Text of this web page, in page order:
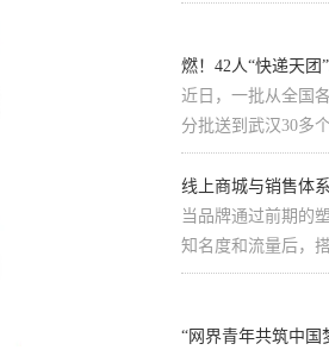
燃！42人“快递天团
近日，一批从全国
分批送到武汉30多
线上商城与销售体
当品牌通过前期的
知名度和流量后，
“网界青年共筑中国